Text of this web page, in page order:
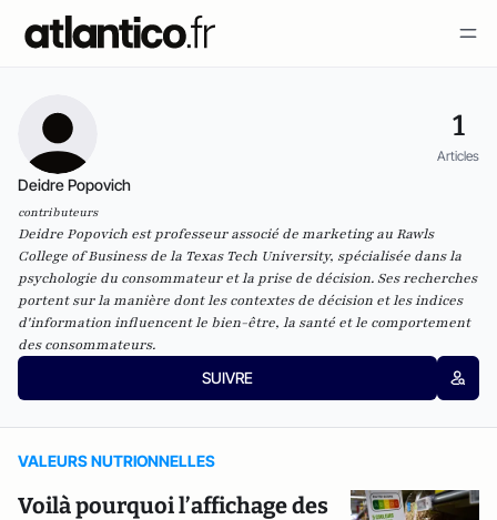
1
Articles
Deidre Popovich
contributeurs
Deidre Popovich est professeur associé de marketing au Rawls
College of Business de la Texas Tech University, spécialisée dans la
psychologie du consommateur et la prise de décision. Ses recherches
portent sur la manière dont les contextes de décision et les indices
d'information influencent le bien-être, la santé et le comportement
des consommateurs.
SUIVRE
VALEURS NUTRIONNELLES
Voilà pourquoi l’affichage des